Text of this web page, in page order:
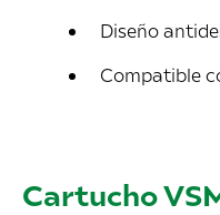
Diseño
Compatible
Cartucho